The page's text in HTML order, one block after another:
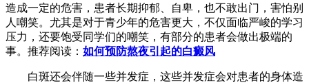
造成一定的危害，患者长期抑郁、自卑，也不敢出门，害怕别
人嘲笑。尤其是对于青少年的危害更大，不仅面临严峻的学习
压力，还要饱受同学们的嘲笑，有部分的患者会做出极端的
事。 推荐阅读： 如何预防熬夜引起的白癜风
白斑还会伴随一些并发症，这些并发症会对患者的身体造